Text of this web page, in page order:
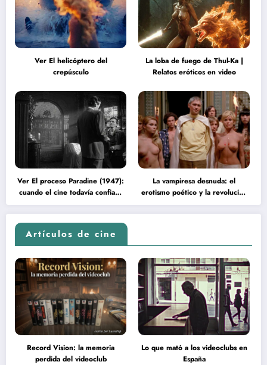
Ver El helicóptero del
crepúsculo
La loba de fuego de Thul-Ka |
Relatos eróticos en video
Ver El proceso Paradine (1947):
cuando el cine todavía confiaba
en la inteligencia del espectador
La vampiresa desnuda: el
erotismo poético y la revolución
psicodélica de Jean Rollin
Artículos de cine
Record Vision: la memoria
perdida del videoclub
Lo que mató a los videoclubs en
España